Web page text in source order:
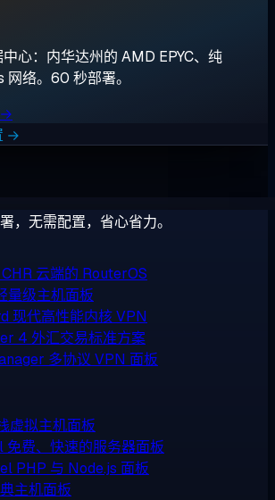
心：内华达州的 AMD EPYC、纯
络。60 秒部署。
→
→
，无需配置，省心省力。
云端的 RouterOS
量级主机面板
现代高性能内核 VPN
4 外汇交易标准方案
多协议 VPN 面板
虚拟主机面板
免费、快速的服务器面板
PHP 与 Node.js 面板
主机面板